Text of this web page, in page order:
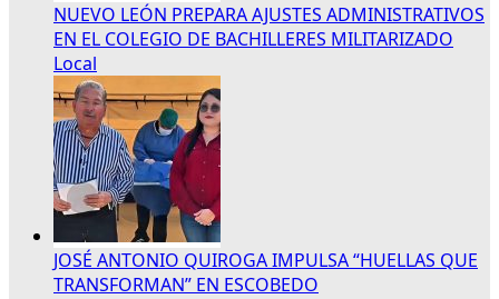
NUEVO LEÓN PREPARA AJUSTES ADMINISTRATIVOS
EN EL COLEGIO DE BACHILLERES MILITARIZADO
Local
JOSÉ ANTONIO QUIROGA IMPULSA “HUELLAS QUE
TRANSFORMAN” EN ESCOBEDO